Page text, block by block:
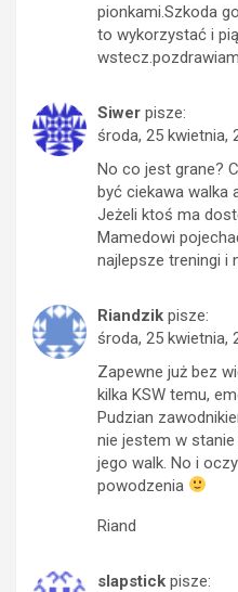
pionkami.Szkoda
to wykorzystać i
wstecz.pozdrawiam
Siwer pisze:
środa, 25 kwietnia,
No co jest grane?
być ciekawa walka
Jeżeli ktoś ma
Mamedowi
najlepsze treningi i
Riandzik pisze:
środa, 25 kwietnia,
Zapewne już bez
kilka KSW temu,
Pudzian
nie jestem w
jego walk. No i
powodzenia
Riand
slapstick pisze: